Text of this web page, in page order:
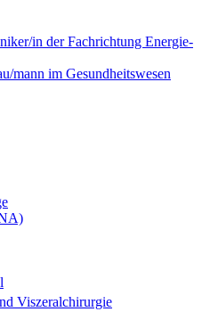
Viszeralchirurgie
in der Fachrichtung Energie-
mann im Gesundheitswesen